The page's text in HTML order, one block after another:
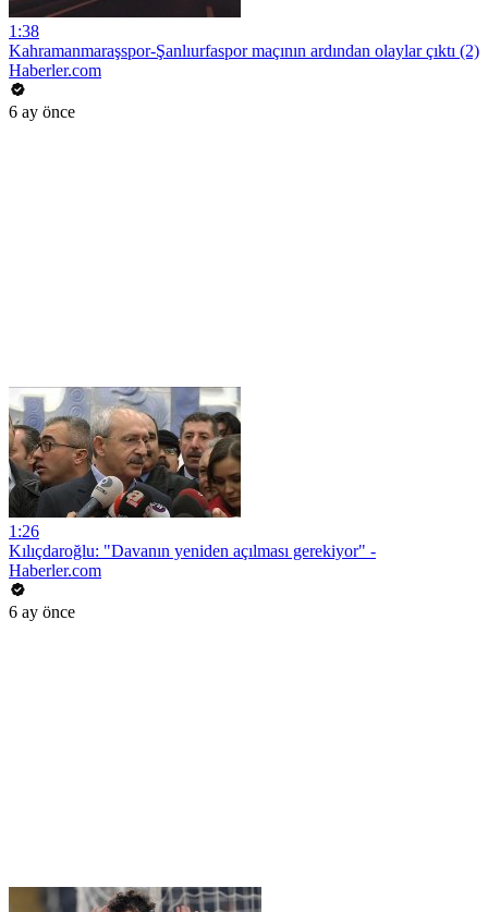
1:38
Kahramanmaraşspor-Şanlıurfaspor maçının ardından olaylar çıktı (2)
Haberler.com
6 ay önce
1:26
Kılıçdaroğlu: "Davanın yeniden açılması gerekiyor" -
Haberler.com
6 ay önce